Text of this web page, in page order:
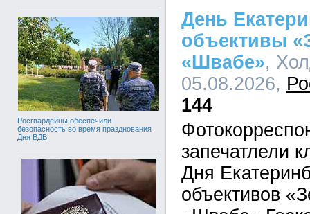
Росгвардейцы обеспечили
безопасность во время празднования
Дня ВДВ
День
объективы
«Швабе»,
05.08.2026,
144
запечатлели
Дня
объективов